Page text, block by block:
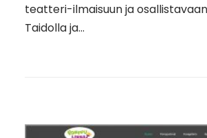
teatteri-ilmaisuun ja
Taidolla ja...